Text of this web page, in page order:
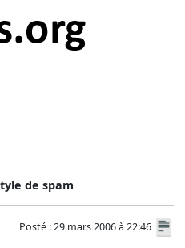
de spam
Posté : 29 mars 2006 à 22:46